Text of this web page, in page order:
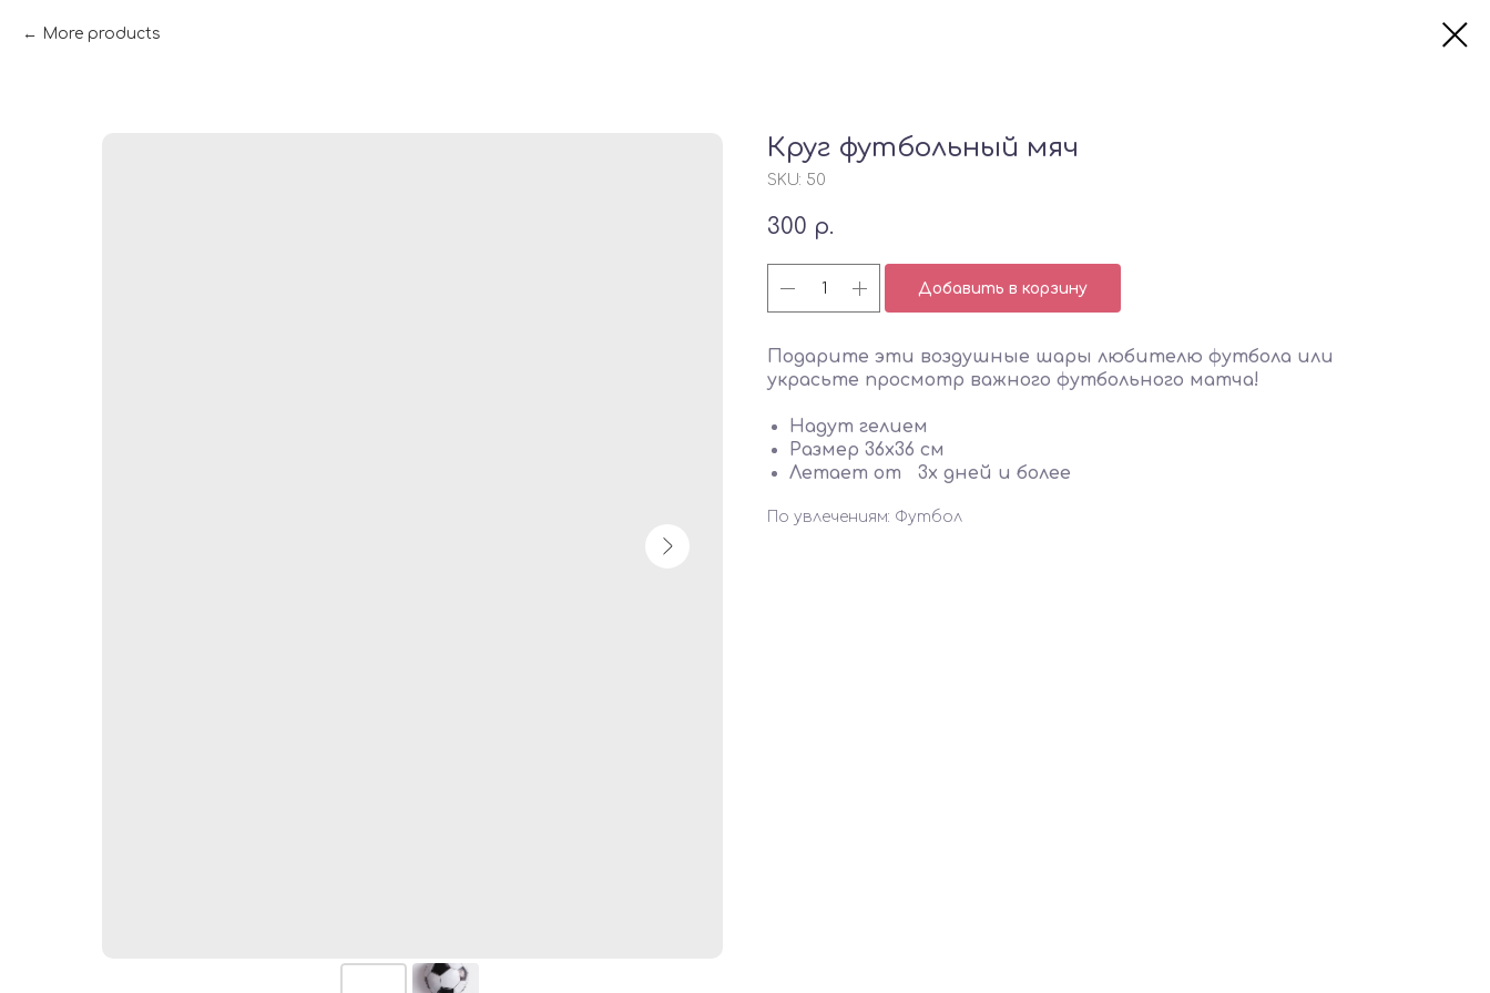
More products
Круг футбольный мяч
SKU: 50
300 р.
Добавить в корзину
Подарите эти воздушные шары любителю футбола или
украсьте просмотр важного футбольного матча!
Надут гелием
Размер 36х36 см
Летает от 3х дней и более
По увлечениям: Футбол